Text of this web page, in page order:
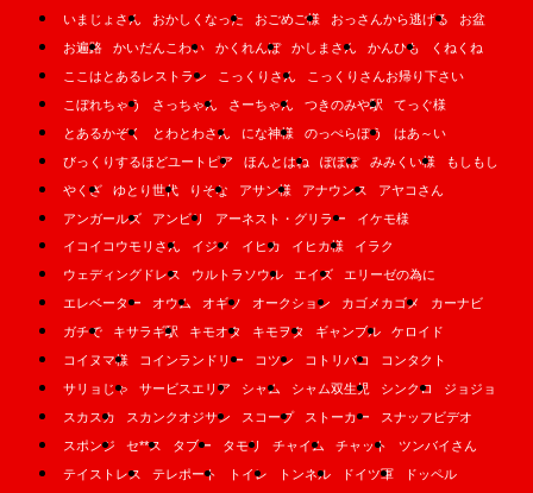
いまじょさん
おかしくなった おごめご様 おっさんから逃げる
お盆
お遍路
かいだんこわい かくれんぼ かしまさん かんひも
くねくね
ここはとあるレストラン
こっくりさん
こっくりさんお帰り下さい
こぼれちゃう
さっちゃん さーちゃん つきのみや駅
てっぐ様
とあるかぞく
とわとわさん にな神様 のっぺらぼう
はあ～い
びっくりするほどユートピア
ほんとはね ぽぽぽ みみくい様
もしもし
やくざ
ゆとり世代 りそな アサン様 アナウンス
アヤコさん
アンガールズ
アンビリ アーネスト・グリラー
イケモ様
イコイコウモリさん
イジメ イヒカ イヒカ様
イラク
ウェディングドレス
ウルトラソウル エイズ
エリーゼの為に
エレベーター
オウム オギソ オークション カゴメカゴメ
カーナビ
ガチで
キサラギ駅 キモオタ キモヲタ ギャンブル
ケロイド
コイヌマ様
コインランドリー コツン コトリバコ
コンタクト
サリョじゃ
サービスエリア シャム シャム双生児 シンクロ
ジョジョ
スカスカ
スカンクオジサン スコープ ストーカー
スナッフビデオ
スポンジ
セ**ス タブー タモリ チャイム チャット
ツンバイさん
テイストレス
テレポート トイレ トンネル ドイツ軍
ドッペル